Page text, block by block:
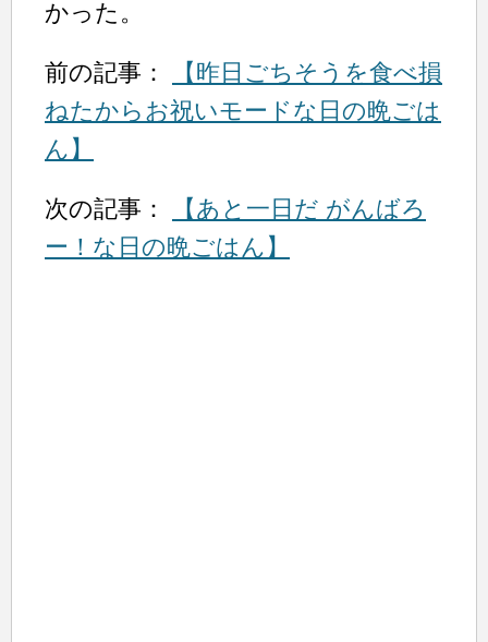
かった。
前の記事：
【昨日ごちそうを食べ損
ねたからお祝いモードな日の晩ごは
ん】
次の記事：
【あと一日だ がんばろ
ー！な日の晩ごはん】